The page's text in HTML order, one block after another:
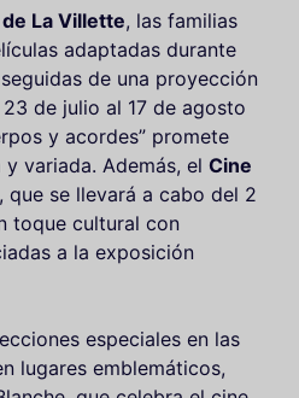
La Villette, las familias
adaptadas durante
de una proyección
de julio al 17 de agosto
y acordes” promete
variada. Además, el Cine
, que se llevará a cabo del 2
toque cultural con
a la exposición
especiales en las
lugares emblemáticos,